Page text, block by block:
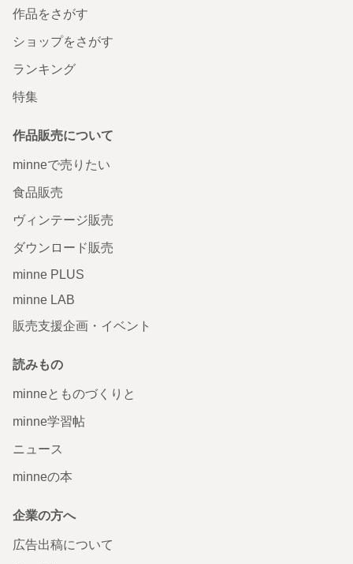
作品をさがす
ショップをさがす
ランキング
特集
作品販売について
minneで売りたい
食品販売
ヴィンテージ販売
ダウンロード販売
minne PLUS
minne LAB
販売支援企画・イベント
読みもの
minneとものづくりと
minne学習帖
ニュース
minneの本
企業の方へ
広告出稿について